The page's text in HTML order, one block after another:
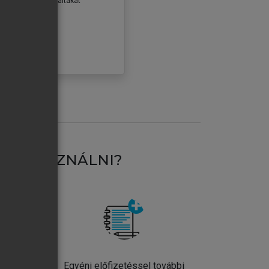
HASZNÁLNI?
Egyéni előfizetéssel további